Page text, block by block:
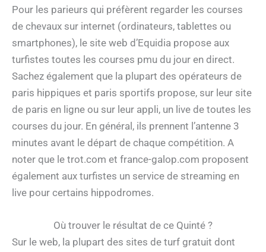
Pour les parieurs qui préfèrent regarder les courses
de chevaux sur internet (ordinateurs, tablettes ou
smartphones), le site web d’Equidia propose aux
turfistes toutes les courses pmu du jour en direct.
Sachez également que la plupart des opérateurs de
paris hippiques et paris sportifs propose, sur leur site
de paris en ligne ou sur leur appli, un live de toutes les
courses du jour. En général, ils prennent l’antenne 3
minutes avant le départ de chaque compétition. A
noter que le trot.com et france-galop.com proposent
également aux turfistes un service de streaming en
live pour certains hippodromes.
Où trouver le résultat de ce Quinté ?
Sur le web, la plupart des sites de turf gratuit dont